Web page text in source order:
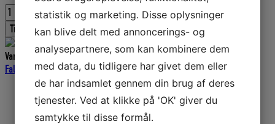
MASTER
FALD
8
MM
PR.
METER
Tilføj til kurv
Varenummer (SKU):D419002410Kategorier:Master Fald,Bådudstyr
Faldliner,Tovværk og liner
Beskrivelse
Yderligere information
statistik og marketing. Disse oplysninger
kan blive delt med annoncerings- og
analysepartnere, som kan kombinere dem
med data, du tidligere har givet dem eller
de har indsamlet gennem din brug af deres
tjenester. Ved at klikke på 'OK' giver du
samtykke til disse formål.